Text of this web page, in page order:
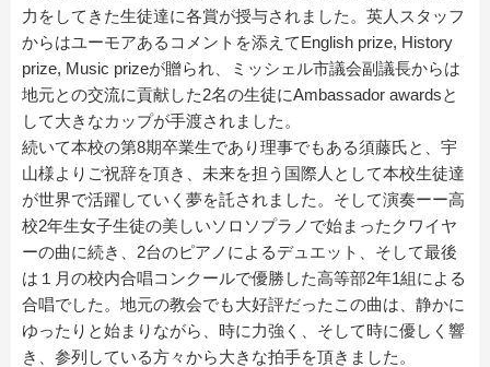
力をしてきた生徒達に各賞が授与されました。英人スタッフ
からはユーモアあるコメントを添えてEnglish prize, History
prize, Music prizeが贈られ、ミッシェル市議会副議長からは
地元との交流に貢献した2名の生徒にAmbassador awardsと
して大きなカップが手渡されました。
続いて本校の第8期卒業生であり理事でもある須藤氏と、宇
山様よりご祝辞を頂き、未来を担う国際人として本校生徒達
が世界で活躍していく夢を託されました。そして演奏ーー高
校2年生女子生徒の美しいソロソプラノで始まったクワイヤ
ーの曲に続き、2台のピアノによるデュエット、そして最後
は１月の校内合唱コンクールで優勝した高等部2年1組による
合唱でした。地元の教会でも大好評だったこの曲は、静かに
ゆったりと始まりながら、時に力強く、そして時に優しく響
き、参列している方々から大きな拍手を頂きました。